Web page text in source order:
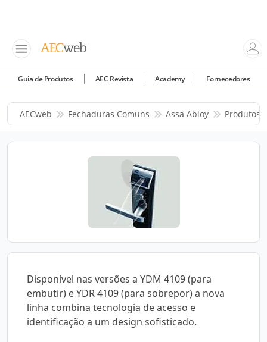
Guia de Produtos AEC Revista Academy Fornecedores
AECweb Fechaduras Comuns Assa Abloy Produtos
Disponível nas versões a YDM 4109 (para
embutir) e YDR 4109 (para sobrepor) a nova
linha combina tecnologia de acesso e
identificação a um design sofisticado.